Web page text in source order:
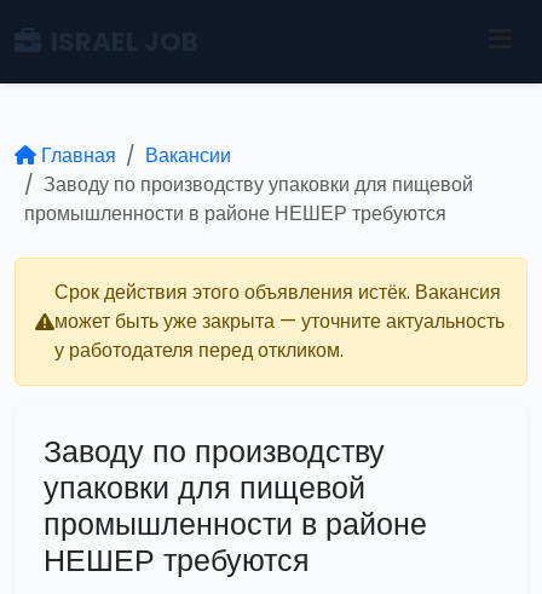
Главная
Вакансии
Заводу по производству упаковки для пищевой
промышленности в районе НЕШЕР требуются
Срок действия этого объявления истёк. Вакансия
может быть уже закрыта — уточните актуальность
у работодателя перед откликом.
Заводу по производству
упаковки для пищевой
промышленности в районе
НЕШЕР требуются